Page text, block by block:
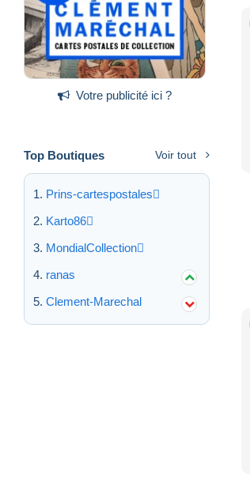
Votre publicité ici ?
Top Boutiques Voir tout
Prins-cartespostales
Karto86
MondialCollection
ranas
Clement-Marechal